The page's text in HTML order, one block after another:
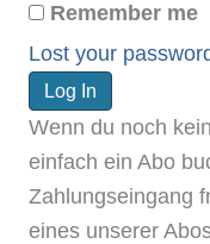
Remember me
Lost your
Wenn du noch
einfach ein Abo
Zahlungseingang
eines unserer